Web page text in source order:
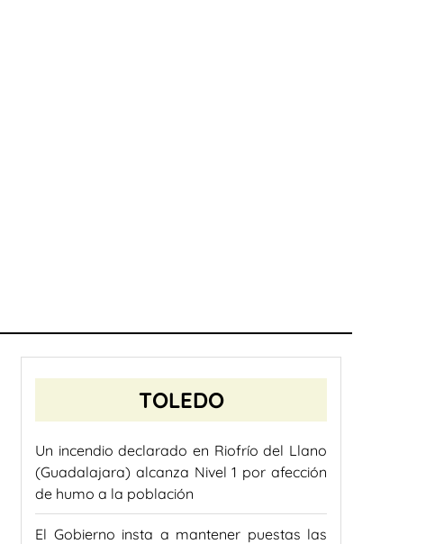
TOLEDO
Un incendio declarado en Riofrío del Llano
(Guadalajara) alcanza Nivel 1 por afección
de humo a la población
El Gobierno insta a mantener puestas las